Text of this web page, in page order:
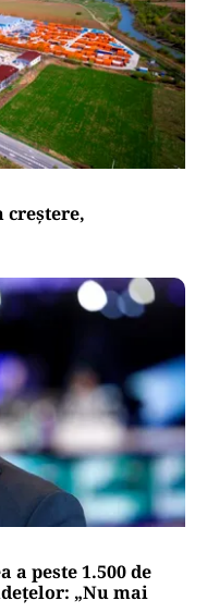
creștere,
a peste 1.500 de
„Nu mai